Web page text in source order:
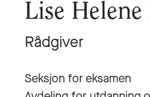
Lise Helene
Rådgiver
Seksjon for eksamen